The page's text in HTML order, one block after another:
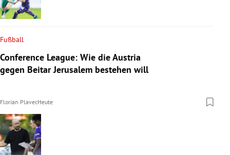
Fußball
Conference League: Wie die Austria
gegen Beitar Jerusalem bestehen will
Florian PlavecHeute